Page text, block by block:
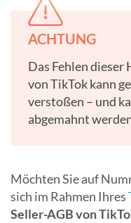
ACHTUNG
Das Fehlen dieser
von TikTok kann
verstoßen – und
abgemahnt
Möchten Sie auf
sich im Rahmen Ihres
Seller-AGB von